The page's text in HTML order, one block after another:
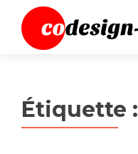
Étiquette :